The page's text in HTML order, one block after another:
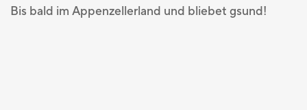
Bis bald im Appenzellerland und bliebet gsund!